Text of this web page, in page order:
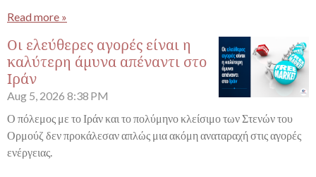
Read more »
Οι ελεύθερες αγορές είναι η
καλύτερη άμυνα απέναντι στο
Ιράν
Aug 5, 2026 8:38 PM
Ο πόλεμος με το Ιράν και το πολύμηνο κλείσιμο των Στενών του
Ορμούζ δεν προκάλεσαν απλώς μια ακόμη αναταραχή στις αγορές
ενέργειας.